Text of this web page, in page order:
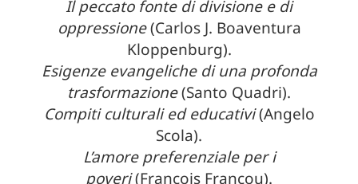
Il peccato fonte di divisione e di
oppressione(Carlos J. Boaventura
Kloppenburg).
Esigenze evangeliche di una profonda
trasformazione(Santo Quadri).
Compiti culturali ed educativi(Angelo
Scola).
L’amore preferenziale per i
poveri(Francois Francou).